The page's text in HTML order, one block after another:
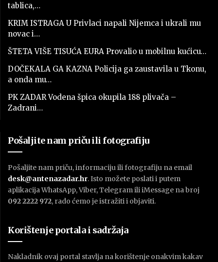
tablica,…
KRIM ISTRAGA U Privlaci napali Nijemca i ukrali mu
novac i…
ŠTETA VIŠE TISUĆA EURA Provalio u mobilnu kućicu…
DOČEKALA GA KAZNA Policija ga zaustavila u Tkonu,
a onda mu…
PK ZADAR Vodena špica okupila 188 plivača –
Zadrani…
Pošaljite nam priču ili fotografiju
Pošaljite nam priču, informaciju ili fotografiju na email
desk@antenazadar.hr. Isto možete poslati i putem
aplikacija WhatsApp, Viber, Telegram ili iMessage na broj
092 2222 972, rado ćemo je istražiti i objaviti.
Korištenje portala i sadržaja
Nakladnik ovaj portal stavlja na korištenje onakvim kakav